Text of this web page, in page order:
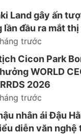
Land gây ấn
lần đầu ra mắt
trước
Cicon Park
WORLD
2026
trước
nhân ái Đậu
diễn văn nghệ